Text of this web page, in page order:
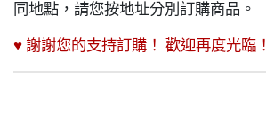
同地點，請您按地址分別訂購商品。
♥ 謝謝您的支持訂購！ 歡迎再度光臨！